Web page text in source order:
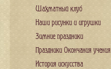
Шахматный клуб
Наши рисунки и игрушки
Зимние праздники
Праздники Окончания учения
История искусства